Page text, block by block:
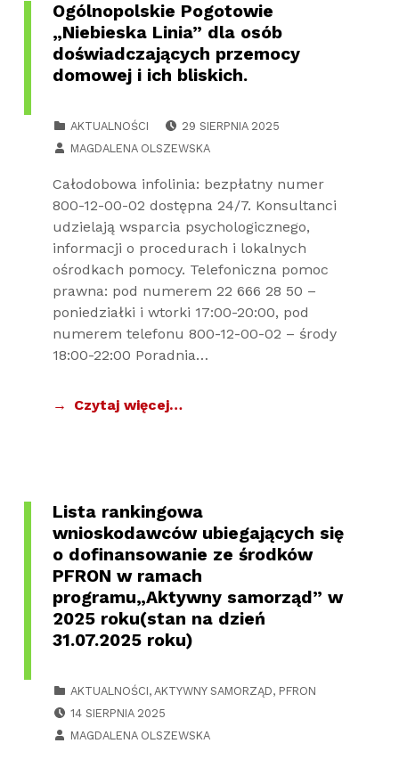
Ogólnopolskie Pogotowie
„Niebieska Linia” dla osób
doświadczających przemocy
domowej i ich bliskich.
AKTUALNOŚCI
29 SIERPNIA 2025
MAGDALENA OLSZEWSKA
Całodobowa infolinia: bezpłatny numer
800-12-00-02 dostępna 24/7. Konsultanci
udzielają wsparcia psychologicznego,
informacji o procedurach i lokalnych
ośrodkach pomocy. Telefoniczna pomoc
prawna: pod numerem 22 666 28 50 –
poniedziałki i wtorki 17:00-20:00, pod
numerem telefonu 800-12-00-02 – środy
18:00-22:00 Poradnia…
Czytaj więcej…
Lista rankingowa
wnioskodawców ubiegających się
o dofinansowanie ze środków
PFRON w ramach
programu„Aktywny samorząd” w
2025 roku(stan na dzień
31.07.2025 roku)
AKTUALNOŚCI, AKTYWNY SAMORZĄD, PFRON
14 SIERPNIA 2025
MAGDALENA OLSZEWSKA